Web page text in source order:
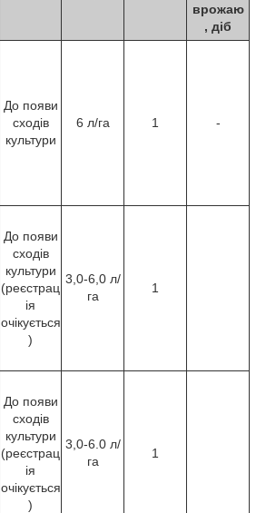
врожаю
, діб
До появи
сходів
культури
6 л/га 1 -
До появи
сходів
культури
(реєстрац
ія
очікується
)
3,0-6,0 л/
га
1
До появи
сходів
культури
(реєстрац
ія
очікується
)
3,0-6.0 л/
га
1